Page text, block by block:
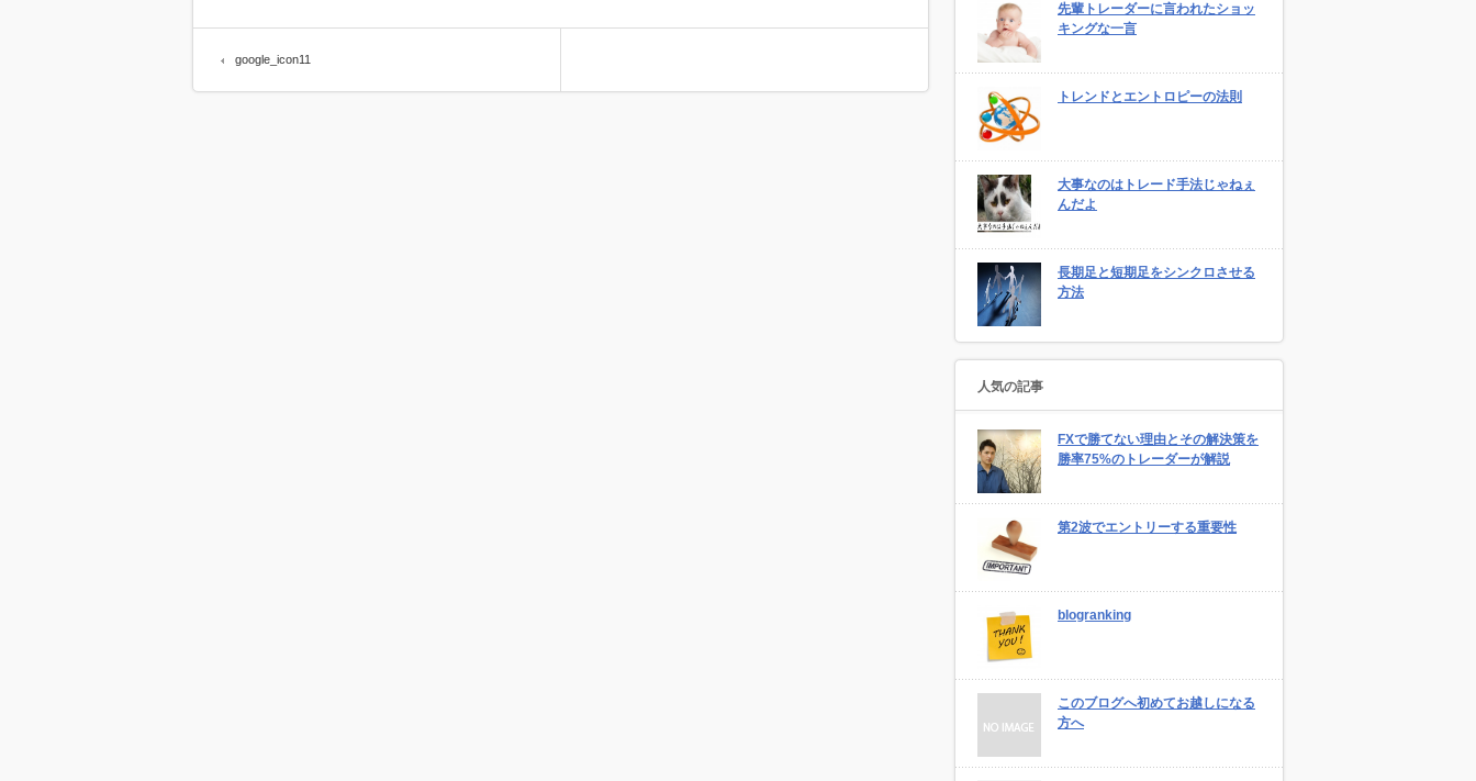
google_icon11
先輩トレーダーに言われたショッ
キングな一言
トレンドとエントロピーの法則
大事なのはトレード手法じゃねぇ
んだよ
長期足と短期足をシンクロさせる
方法
人気の記事
FXで勝てない理由とその解決策を
勝率75%のトレーダーが解説
第2波でエントリーする重要性
blogranking
このブログへ初めてお越しになる
方へ